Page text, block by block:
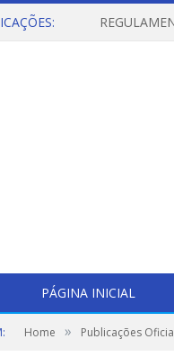
PÁGINA INICIAL
Home » Publicações